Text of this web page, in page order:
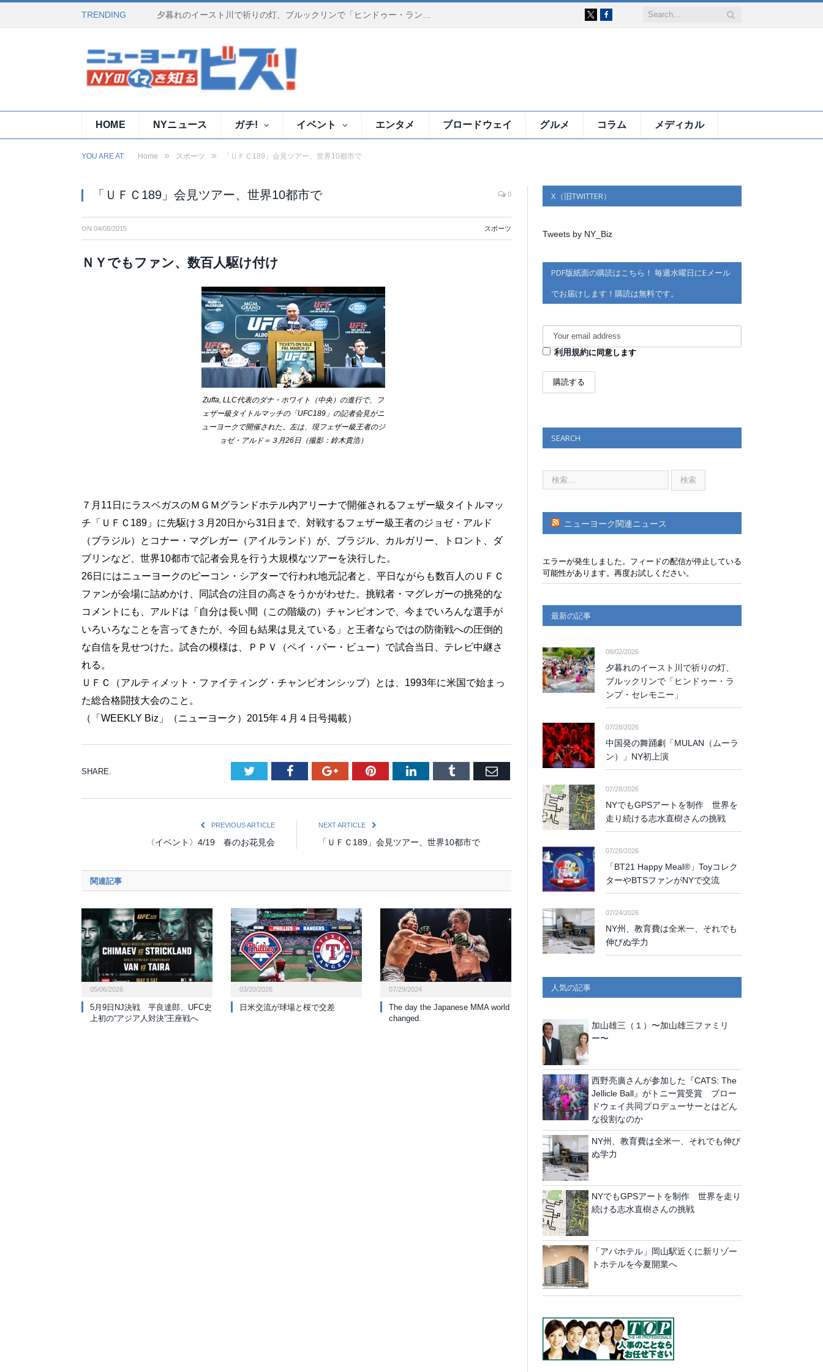
TRENDING 夕暮れのイースト川で祈りの灯、ブルックリンで「ヒンドゥー・ランプ・セレモニー」 Facebook
HOME NYニュース ガチ! イベント エンタメ ブロードウェイ グルメ コラム メディカル
YOU ARE AT: Home » スポーツ » 「ＵＦＣ189」会見ツアー、世界10都市で
「ＵＦＣ189」会見ツアー、世界10都市で 0
ON 04/08/2015 スポーツ
ＮＹでもファン、数百人駆け付け
Zuffa, LLC代表のダナ・ホワイト（中央）の進行で、フ
ェザー級タイトルマッチの「UFC189」の記者会見がニ
ューヨークで開催された。左は、現フェザー級王者のジ
ョゼ・アルド＝３月26日（撮影：鈴木貴浩）
７月11日にラスベガスのＭＧＭグランドホテル内アリーナで開催されるフェザー級タイトルマッ
チ「ＵＦＣ189」に先駆け３月20日から31日まで、対戦するフェザー級王者のジョゼ・アルド
（ブラジル）とコナー・マグレガー（アイルランド）が、ブラジル、カルガリー、トロント、ダ
ブリンなど、世界10都市で記者会見を行う大規模なツアーを決行した。
26日にはニューヨークのビーコン・シアターで行われ地元記者と、平日ながらも数百人のＵＦＣ
ファンが会場に詰めかけ、同試合の注目の高さをうかがわせた。挑戦者・マグレガーの挑発的な
コメントにも、アルドは「自分は長い間（この階級の）チャンピオンで、今までいろんな選手が
いろいろなことを言ってきたが、今回も結果は見えている」と王者ならではの防衛戦への圧倒的
な自信を見せつけた。試合の模様は、ＰＰＶ（ペイ・パー・ビュー）で試合当日、テレビ中継さ
れる。
ＵＦＣ（アルティメット・ファイティング・チャンピオンシップ）とは、1993年に米国で始まっ
た総合格闘技大会のこと。
（「WEEKLY Biz」（ニューヨーク）2015年４月４日号掲載）
SHARE. Twitter FacebookGoogle+PinterestLinkedInTumblr Email
PREVIOUS ARTICLE
〈イベント〉4/19 春のお花見会
NEXT ARTICLE
「ＵＦＣ189」会見ツアー、世界10都市で
関連記事
05/06/2026
5月9日NJ決戦 平良達郎、UFC史
上初の“アジア人対決”王座戦へ
03/20/2026
日米交流が球場と桜で交差
07/29/2024
The day the Japanese MMA world
changed.
X（旧TWITTER）
Tweets by NY_Biz
PDF版紙面の購読はこちら！ 毎週水曜日にEメール
でお届けします！購読は無料です。
利用規約に同意します
SEARCH
ニューヨーク関連ニュース
エラーが発生しました。フィードの配信が停止している
可能性があります。再度お試しください。
最新の記事
08/02/2026
夕暮れのイースト川で祈りの灯、
ブルックリンで「ヒンドゥー・ラ
ンプ・セレモニー」
07/28/2026
中国発の舞踊劇「MULAN（ムーラ
ン）」NY初上演
07/28/2026
NYでもGPSアートを制作 世界を
走り続ける志水直樹さんの挑戦
07/28/2026
「BT21 Happy Meal®」Toyコレク
ターやBTSファンがNYで交流
07/24/2026
NY州、教育費は全米一、それでも
伸びぬ学力
人気の記事
加山雄三（１）〜加山雄三ファミリ
ー〜
西野亮廣さんが参加した『CATS: The
Jellicle Ball』がトニー賞受賞 ブロー
ドウェイ共同プロデューサーとはどん
な役割なのか
NY州、教育費は全米一、それでも伸び
ぬ学力
NYでもGPSアートを制作 世界を走り
続ける志水直樹さんの挑戦
「アパホテル」岡山駅近くに新リゾー
トホテルを今夏開業へ